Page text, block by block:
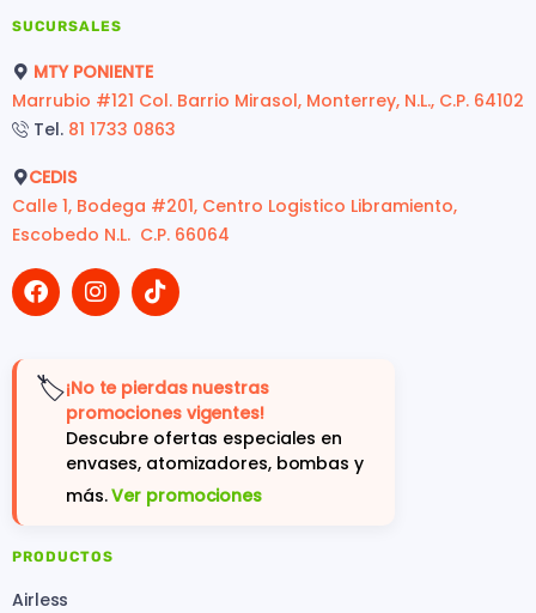
SUCURSALES
MTY PONIENTE
Marrubio #121 Col. Barrio Mirasol, Monterrey, N.L., C.P. 64102
Tel. 81 1733 0863
CEDIS
Calle 1, Bodega #201, Centro Logistico Libramiento,
Escobedo N.L. C.P. 66064
🏷️¡No te pierdas nuestras
promociones vigentes!
Descubre ofertas especiales en
envases, atomizadores, bombas y
más.Ver promociones
PRODUCTOS
Airless